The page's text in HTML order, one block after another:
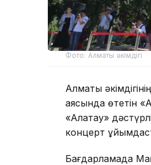
Фото: Алматы әкімдігі
Алматы
аясында өтетін
«Алатау»
концерт
Бағдарламада